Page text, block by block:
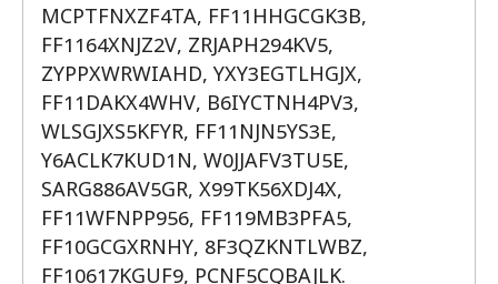
MCPTFNXZF4TA, FF11HHGCGK3B,
FF1164XNJZ2V, ZRJAPH294KV5,
ZYPPXWRWIAHD, YXY3EGTLHGJX,
FF11DAKX4WHV, B6IYCTNH4PV3,
WLSGJXS5KFYR, FF11NJN5YS3E,
Y6ACLK7KUD1N, W0JJAFV3TU5E,
SARG886AV5GR, X99TK56XDJ4X,
FF11WFNPP956, FF119MB3PFA5,
FF10GCGXRNHY, 8F3QZKNTLWBZ,